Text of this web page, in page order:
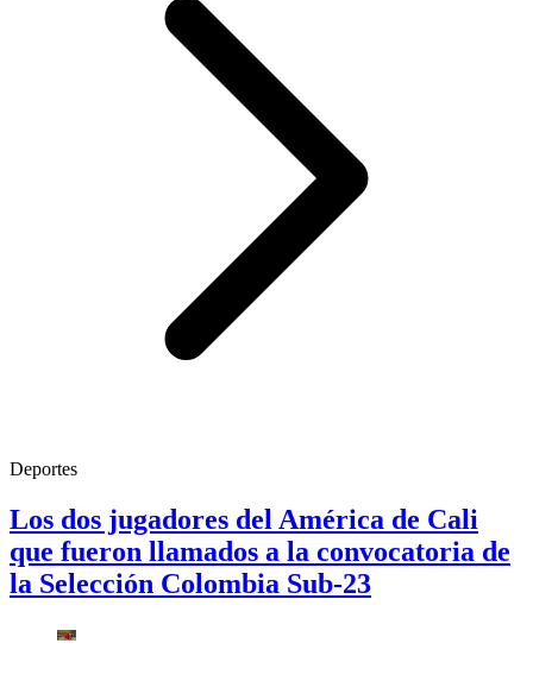
Deportes
Los dos jugadores del América de Cali
que fueron llamados a la convocatoria de
la Selección Colombia Sub-23